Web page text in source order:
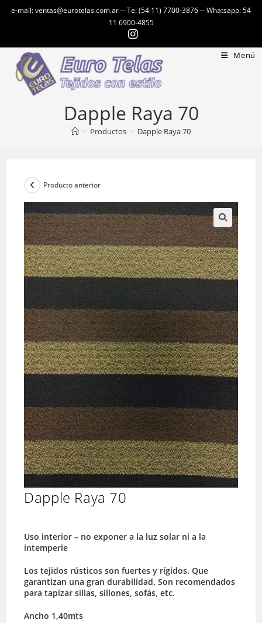
e-mail: ventas@eurotelas.com.ar -- Te: (54 11) 7700-3876 -- Whatsapp: 54
11 6900-4855
Menú
Dapple Raya 70
> Productos > Dapple Raya 70
Producto anterior
Dapple Raya 70
Uso interior – no exponer a la luz solar ni a la
intemperie
Los tejidos rústicos son fuertes y rígidos. Que
garantizan una gran durabilidad. Son recomendados
para tapizar sillas, sillones, sofás, etc.
Ancho 1,40mts